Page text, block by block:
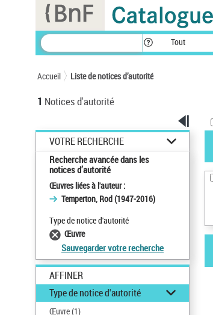
Tout
Accueil Liste de notices d’autorité
1 Notices d'autorité
VOTRE RECHERCHE
Recherche avancée dans les
notices d’autorité
Œuvres liées à l'auteur :
Temperton, Rod (1947-2016)
Type de notice d'autorité
Œuvre
Sauvegarder votre recherche
AFFINER
Type de notice d'autorité
Œuvre(1)
Panneau de gestion des cookies